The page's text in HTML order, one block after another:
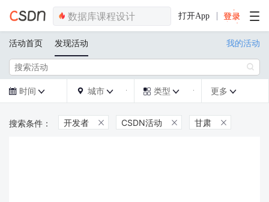
打开App
活动首页 发现活动 我的活动

 时间   城市   类型  更多 
开发者  CSDN活动  甘肃 